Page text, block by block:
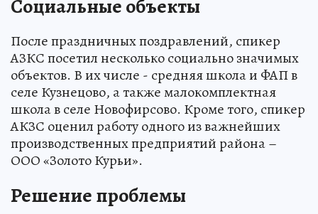
Социальные объекты
После праздничных поздравлений, спикер
АЗКС посетил несколько социально значимых
объектов. В их числе - средняя школа и ФАП в
селе Кузнецово, а также малокомплектная
школа в селе Новофирсово. Кроме того, спикер
АКЗС оценил работу одного из важнейших
производственных предприятий района –
ООО «Золото Курьи».
Решение проблемы